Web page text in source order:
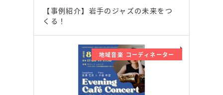
【事例紹介】岩手のジャズの未来をつ
くる！
地域音楽 コーディネーター